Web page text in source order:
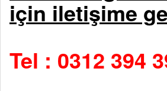
için iletişime
Tel : 0312 394